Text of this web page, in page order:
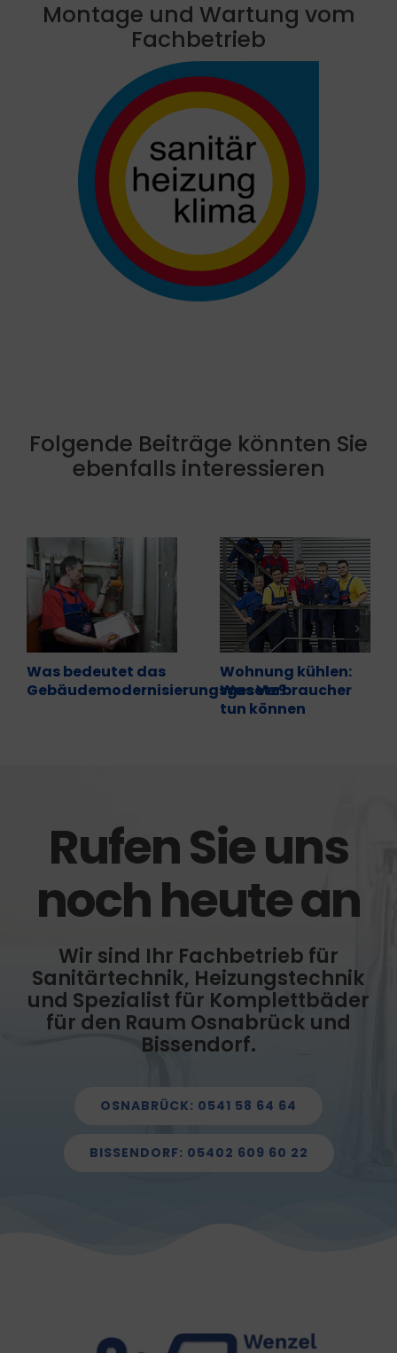
Montage und Wartung vom
Fachbetrieb
Folgende Beiträge könnten Sie
ebenfalls interessieren
Was bedeutet das
Gebäudemodernisierungsgesetz?
Wohnung kühlen:
Was Verbraucher
tun können
Rufen Sie uns
noch heute an
Wir sind Ihr Fachbetrieb für
Sanitärtechnik, Heizungstechnik
und Spezialist für Komplettbäder
für den Raum Osnabrück und
Bissendorf.
OSNABRÜCK: 0541 58 64 64
BISSENDORF: 05402 609 60 22